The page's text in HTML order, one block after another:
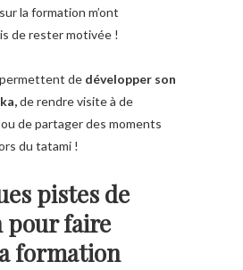
la formation m’ont
de rester motivée !
de développer son
de rendre visite à de
de partager des moments
du tatami !
pistes de
pour faire
formation